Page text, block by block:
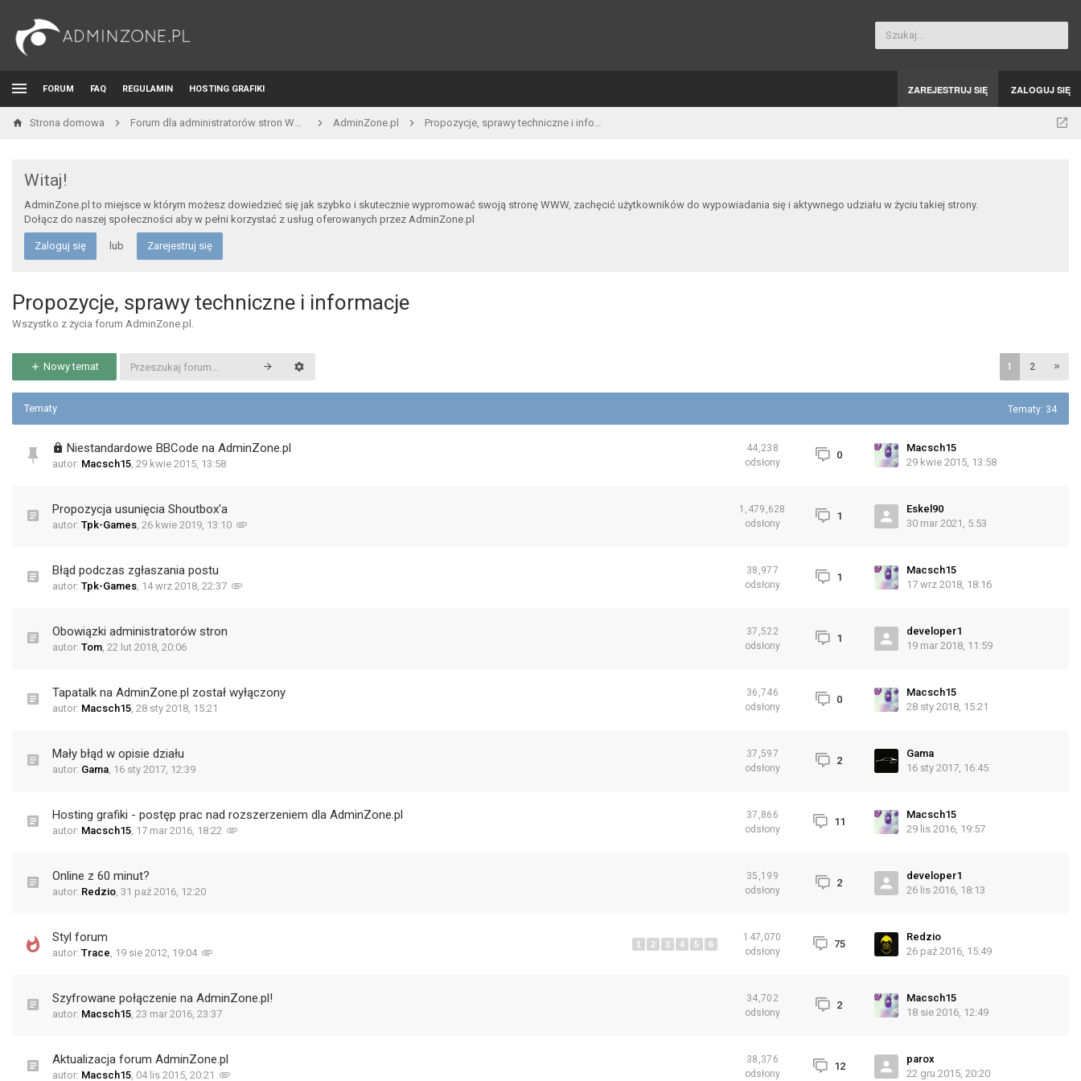
Szukaj…
FORUM FAQ REGULAMIN HOSTING GRAFIKI ZAREJESTRUJ SIĘ ZALOGUJ SIĘ
Strona domowa Forum dla administratorów stron WWW i developerów AdminZone.pl Propozycje, sprawy techniczne i informacje
Witaj!
AdminZone.pl to miejsce w którym możesz dowiedzieć się jak szybko i skutecznie wypromować swoją stronę WWW, zachęcić użytkowników do wypowiadania się i aktywnego udziału w życiu takiej strony.
Dołącz do naszej społeczności aby w pełni korzystać z usług oferowanych przez AdminZone.pl
Zaloguj się lub Zarejestruj się
Propozycje, sprawy techniczne i informacje
Wszystko z życia forum AdminZone.pl.
Nowy temat 1 2
Tematy Tematy: 34
Niestandardowe BBCode na AdminZone.pl
autor: Macsch15, 29 kwie 2015, 13:58
44,238
odsłony
0
Macsch15
29 kwie 2015, 13:58
Propozycja usunięcia Shoutbox'a
autor: Tpk-Games, 26 kwie 2019, 13:10
1,479,628
odsłony
1
Eskel90
30 mar 2021, 5:53
Błąd podczas zgłaszania postu
autor: Tpk-Games, 14 wrz 2018, 22:37
38,977
odsłony
1
Macsch15
17 wrz 2018, 18:16
Obowiązki administratorów stron
autor: Tom, 22 lut 2018, 20:06
37,522
odsłony
1
developer1
19 mar 2018, 11:59
Tapatalk na AdminZone.pl został wyłączony
autor: Macsch15, 28 sty 2018, 15:21
36,746
odsłony
0
Macsch15
28 sty 2018, 15:21
Mały błąd w opisie działu
autor: Gama, 16 sty 2017, 12:39
37,597
odsłony
2
Gama
16 sty 2017, 16:45
Hosting grafiki - postęp prac nad rozszerzeniem dla AdminZone.pl
autor: Macsch15, 17 mar 2016, 18:22
37,866
odsłony
11
Macsch15
29 lis 2016, 19:57
Online z 60 minut?
autor: Redzio, 31 paź 2016, 12:20
35,199
odsłony
2
developer1
26 lis 2016, 18:13
Styl forum
autor: Trace, 19 sie 2012, 19:04
1 2 3 4 5 6
147,070
odsłony
75
Redzio
26 paź 2016, 15:49
Szyfrowane połączenie na AdminZone.pl!
autor: Macsch15, 23 mar 2016, 23:37
34,702
odsłony
2
Macsch15
18 sie 2016, 12:49
Aktualizacja forum AdminZone.pl
autor: Macsch15, 04 lis 2015, 20:21
38,376
odsłony
12
parox
22 gru 2015, 20:20